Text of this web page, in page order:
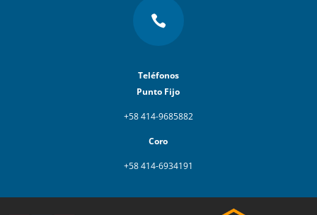

Teléfonos
Punto Fijo
+58 414-9685882
Coro
+58 414-6934191